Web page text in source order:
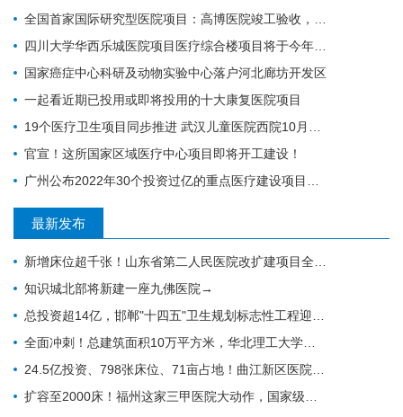
全国首家国际研究型医院项目：高博医院竣工验收，明年投入运营
四川大学华西乐城医院项目医疗综合楼项目将于今年竣工
国家癌症中心科研及动物实验中心落户河北廊坊开发区
一起看近期已投用或即将投用的十大康复医院项目
19个医疗卫生项目同步推进 武汉儿童医院西院10月交付 武汉经开区投资70亿元建设“健康车谷”
官宣！这所国家区域医疗中心项目即将开工建设！
广州公布2022年30个投资过亿的重点医疗建设项目，全力打造医疗卫生高地｜广州篇
最新发布
新增床位超千张！山东省第二人民医院改扩建项目全力推进，地上主体施工倒计时
知识城北部将新建一座九佛医院→
总投资超14亿，邯郸"十四五"卫生规划标志性工程迎施工方落地
全面冲刺！总建筑面积10万平方米，华北理工大学附属医院花海院区一期工程加速成型
24.5亿投资、798张床位、71亩占地！曲江新区医院的"最后一公里"冲刺
扩容至2000床！福州这家三甲医院大动作，国家级防治基地预计2028年建成